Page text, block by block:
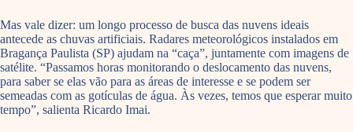
Mas vale dizer: um longo processo de busca das nuvens ideais
antecede as chuvas artificiais. Radares meteorológicos instalados em
Bragança Paulista (SP) ajudam na “caça”, juntamente com imagens de
satélite. “Passamos horas monitorando o deslocamento das nuvens,
para saber se elas vão para as áreas de interesse e se podem ser
semeadas com as gotículas de água. Às vezes, temos que esperar muito
tempo”, salienta Ricardo Imai.